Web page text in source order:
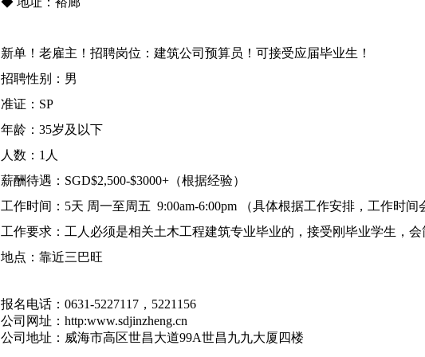
新单！老雇主！招聘岗位：建筑公司预算员！可接受应届毕业生！
招聘性别：男
准证：SP
年龄：35岁及以下
人数：1人
薪酬待遇：SGD$2,500-$3000+（根据经验）
工作时间：5天 周一至周五 9:00am-6:00pm （具体根据工作安排，工作时间
工作要求：工人必须是相关土木工程建筑专业毕业的，接受刚毕业学生，会
地点：靠近三巴旺
报名电话： 0631-5227117， 5221156
公司网址：http:www.sdjinzheng.cn
公司地址：威海市高区世昌大道99A世昌九九大厦四楼